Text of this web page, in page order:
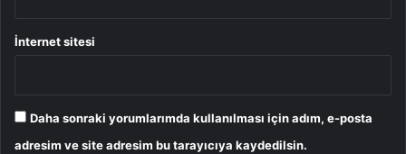
İnternet sitesi
Daha sonraki yorumlarımda kullanılması için adım, e-posta
adresim ve site adresim bu tarayıcıya kaydedilsin.